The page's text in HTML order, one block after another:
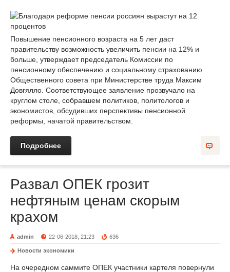
Повышение пенсионного возраста на 5 лет даст
правительству возможность увеличить пенсии на 12% и
больше, утверждает председатель Комиссии по
пенсионному обеспечению и социальному страхованию
Общественного совета при Министерстве труда Максим
Довгялло. Соответствующее заявление прозвучало на
круглом столе, собравшем политиков, политологов и
экономистов, обсудивших перспективы пенсионной
реформы, начатой правительством.
Подробнее
Развал ОПЕК грозит
нефтяным ценам скорым
крахом
admin 22-06-2018, 21:23 636
Новости экономики
На очередном саммите ОПЕК участники картеля повернули